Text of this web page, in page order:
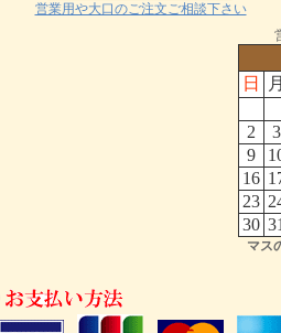
営業用や大口のご注文ご相談下さい
日
2
3
9
16
23
30
マス